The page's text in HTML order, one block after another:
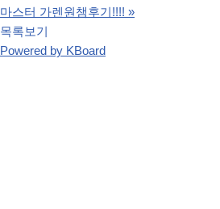
마스터 가렌원챔후기!!!! »
목록보기
Powered by KBoard